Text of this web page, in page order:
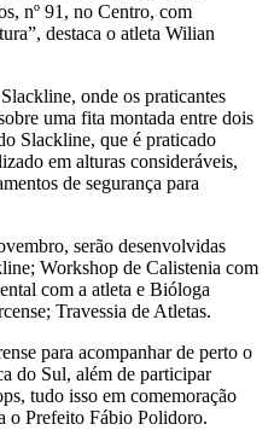
nº 91, no Centro, com
destaca o atleta Wilian
onde os praticantes
uma fita montada entre dois
Slackline, que é praticado
em alturas consideráveis,
de segurança para
serão desenvolvidas
Workshop de Calistenia com
com a atleta e Bióloga
Travessia de Atletas.
para acompanhar de perto o
do Sul, além de participar
tudo isso em comemoração
o Prefeito Fábio Polidoro.